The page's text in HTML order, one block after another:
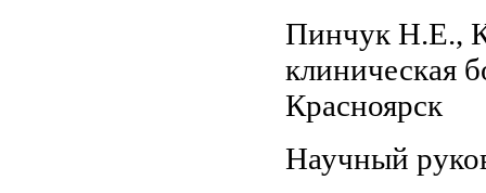
Пинчук Н.Е.,
клиническая
Красноярск
Научный